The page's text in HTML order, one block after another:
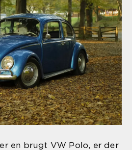
en brugt VW Polo, er der